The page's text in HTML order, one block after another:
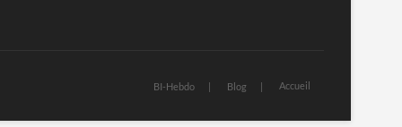
BI-Hebdo Blog Accueil